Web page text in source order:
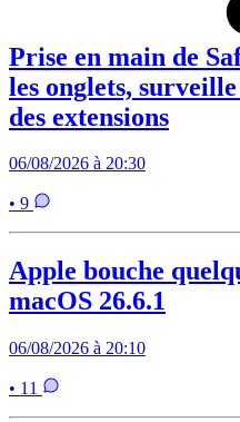
Prise en main de
les onglets,
des extensions
06/08/2026 à 20:30
• 9
Apple bouche
macOS 26.6.1
06/08/2026 à 20:10
• 11